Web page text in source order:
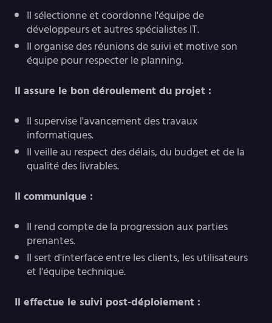
Il sélectionne et coordonne l'équipe de
développeurs et autres spécialistes IT.
Il organise des réunions de suivi et motive son
équipe pour respecter le planning.
Il assure le bon déroulement du projet :
Il supervise l'avancement des travaux
informatiques.
Il veille au respect des délais, du budget et de la
qualité des livrables.
Il communique :
Il rend compte de la progression aux parties
prenantes.
Il sert d'interface entre les clients, les utilisateurs
et l'équipe technique.
Il effectue le suivi post-déploiement :